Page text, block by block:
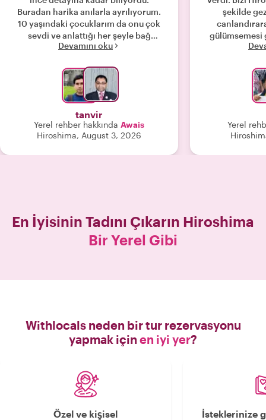
Buradan harika anılarla ayrılıyorum.
10 yaşındaki çocuklarım da onu çok
sevdi ve anlattığı her şeyle bağ
kurabildiler. "
Devamını oku
tanvir
Yerel rehber hakkında Awais
Hiroshima, August 3, 2026
şekilde
gülümsemesi
çok
Adası'na da
kalmış
ayarladı ve
keyifli
bugüne
Teşekkürler
Yerel
En İyisinin Tadını Çıkarın Hiroshima
Bir Yerel Gibi
Withlocals neden bir tur rezervasyonu
yapmak için en iyi yer?
Özel ve kişisel İsteklerinize